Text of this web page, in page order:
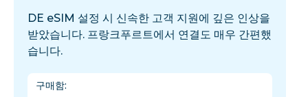
DE eSIM 설정 시 신속한 고객 지원에 깊은 인상을
받았습니다. 프랑크푸르트에서 연결도 매우 간편했
습니다.
구매함: